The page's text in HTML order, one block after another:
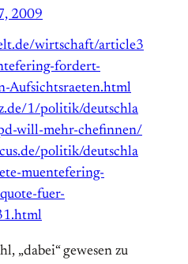
2009
wirtschaft/article3
fordert-
Aufsichtsraeten.html
1/politik/deutschla
will-mehr-chefinnen/
politik/deutschla
muentefering-
fuer-
„dabei“ gewesen zu